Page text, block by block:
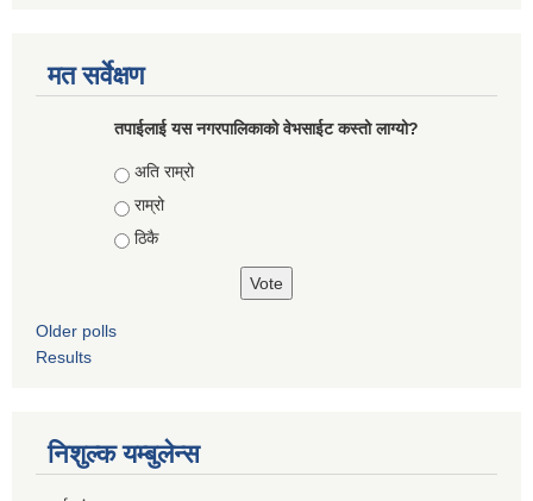
मत सर्वेक्षण
तपाईलाई यस नगरपालिकाको वेभसाईट कस्तो लाग्यो?
Choices
अति राम्रो
राम्रो
ठिकै
Older polls
Results
निशुल्क यम्बुलेन्स